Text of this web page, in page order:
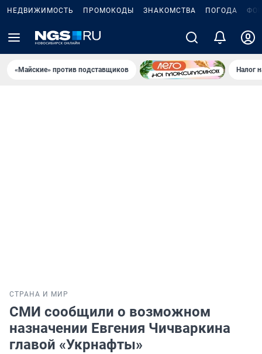
НЕДВИЖИМОСТЬ ПРОМОКОДЫ ЗНАКОМСТВА ПОГОДА
«Майские» против подставщиков Налог
СТРАНА И МИР
СМИ сообщили о возможном
назначении Евгения Чичваркина
главой «Укрнафты»